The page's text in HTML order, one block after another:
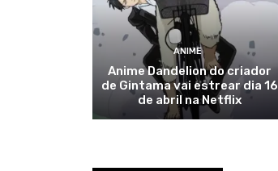
ANIME
Anime Dandelion do criador
de Gintama vai estrear dia 16
de abril na Netflix